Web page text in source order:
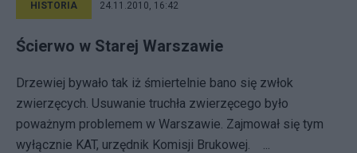
HISTORIA 24.11.2010, 16:42
Ścierwo w Starej Warszawie
Drzewiej bywało tak iż śmiertelnie bano się zwłok
zwierzęcych. Usuwanie truchła zwierzęcego było
poważnym problemem w Warszawie. Zajmował się tym
wyłącznie KAT, urzędnik Komisji Brukowej. ...